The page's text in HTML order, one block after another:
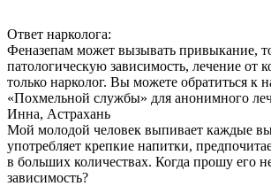
Ответ нарколога:
Феназепам может вызывать привыкание,
патологическую зависимость, лечение от
только нарколог. Вы можете обратиться к
«Похмельной службы» для анонимного
Инна, Астрахань
Мой молодой человек выпивает каждые
употребляет крепкие напитки,
в больших количествах. Когда прошу его
зависимость?